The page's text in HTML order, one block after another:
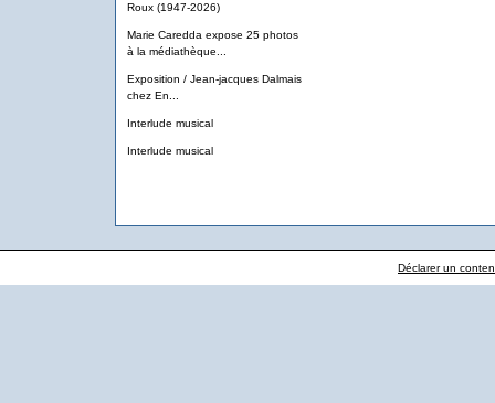
Roux (1947-2026)
Marie Caredda expose 25 photos
à la médiathèque...
Exposition / Jean-jacques Dalmais
chez En...
Interlude musical
Interlude musical
Déclarer un